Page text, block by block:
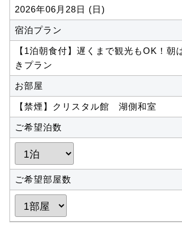
2026年06月28日 (日)
宿泊プラン
【1泊朝食付】遅くまで観光もOK！朝
きプラン
お部屋
【禁煙】クリスタル館 湖側和室
ご希望泊数
ご希望部屋数